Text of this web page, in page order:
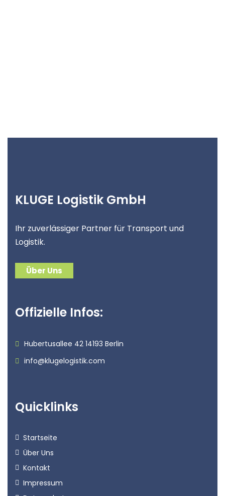
KLUGE Logistik GmbH
Ihr zuverlässiger Partner für Transport und
Logistik.
Über Uns
Offizielle Infos:
Hubertusallee 42 14193 Berlin
info@klugelogistik.com
Quicklinks
Startseite
Über Uns
Kontakt
Impressum